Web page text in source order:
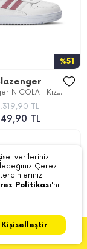
%51
NICOLA I Kız...
TL
TL
verileriniz
Çerez
Politikası'nı
Kişiselleştir